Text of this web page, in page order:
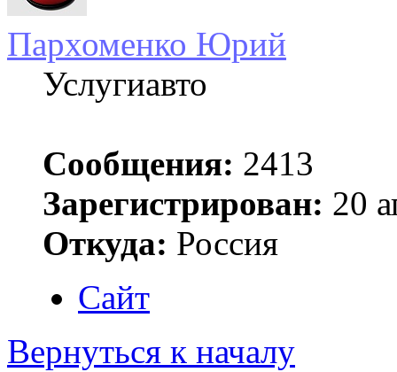
Пархоменко Юрий
Услугиавто
Сообщения: 2413
Зарегистрирован: 20
Откуда: Россия
Сайт
Вернуться к началу